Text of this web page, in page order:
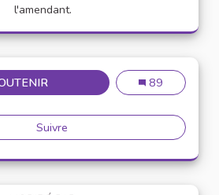
l'amendant.
PRÉVOIR DANS LAPrévoir dans
89
Suivre Prévoir dans la convention